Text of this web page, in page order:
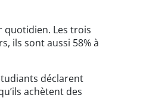
quotidien. Les trois
ils sont aussi 58% à
déclarent
achètent des